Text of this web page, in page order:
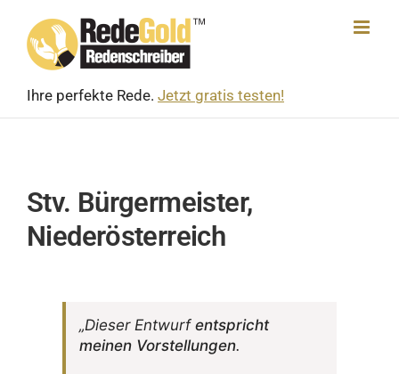
content
Ihre perfekte Rede. Jetzt gratis testen!
Stv. Bürgermeister,
Niederösterreich
„Dieser Entwurf entspricht
meinen Vorstel­lungen.